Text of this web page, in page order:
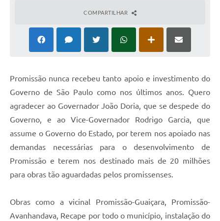
Internet Gratuita
Lançadoria
Diário Oficial
Reforma Agrária
Empreendedores
COMPARTILHAR
Promissão nunca recebeu tanto apoio e investimento do
Governo de São Paulo como nos últimos anos. Quero
agradecer ao Governador João Doria, que se despede do
Governo, e ao Vice-Governador Rodrigo Garcia, que
assume o Governo do Estado, por terem nos apoiado nas
demandas necessárias para o desenvolvimento de
Promissão e terem nos destinado mais de 20 milhões
para obras tão aguardadas pelos promissenses.
Obras como a vicinal Promissão-Guaiçara, Promissão-
Avanhandava, Recape por todo o município, instalação do